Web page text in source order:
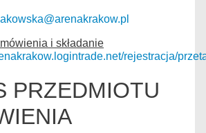
i składanie
rejestracja/
PRZEDMIOTU